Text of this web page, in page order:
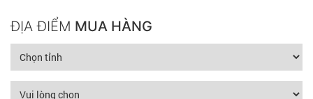
ĐỊA ĐIỂM MUA HÀNG